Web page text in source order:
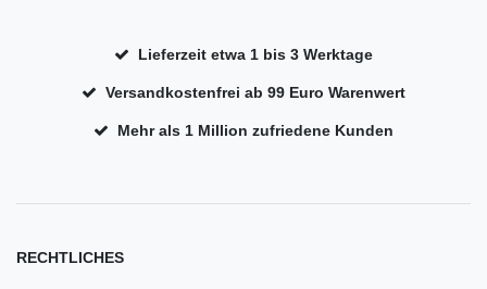
Lieferzeit etwa 1 bis 3 Werktage
Versandkostenfrei ab 99 Euro Warenwert
Mehr als 1 Million zufriedene Kunden
RECHTLICHES